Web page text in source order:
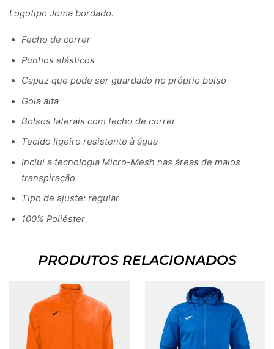
Logotipo Joma bordado.
Fecho de correr
Punhos elásticos
Capuz que pode ser guardado no próprio bolso
Gola alta
Bolsos laterais com fecho de correr
Tecido ligeiro resistente à água
Inclui a tecnologia Micro-Mesh nas áreas de maios
transpiração
Tipo de ajuste: regular
100% Poliéster
PRODUTOS RELACIONADOS